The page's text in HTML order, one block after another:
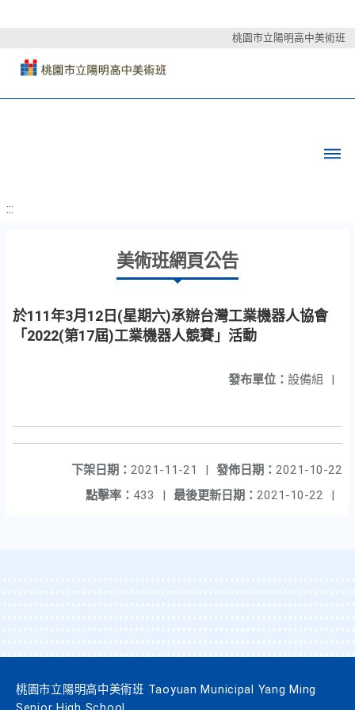
桃園市立陽明高中美術班
:::
美術班網頁公告
於111年3月12日(星期六)承辦台灣工業機器人協會
「2022(第17屆)工業機器人競賽」活動
發布單位： 設備組 |
發佈日期： 2021-10-22
下架日期： 2021-11-21
|
最後更新日期： 2021-10-22 |
點擊率： 433 |
桃園市立陽明高中美術班 Taoyuan Municipal Yang Ming